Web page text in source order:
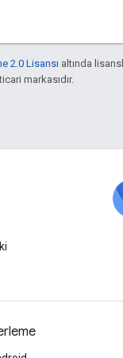
2.0 Lisansı altında
markasıdır.